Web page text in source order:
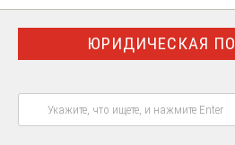
ЮРИДИЧЕСКАЯ